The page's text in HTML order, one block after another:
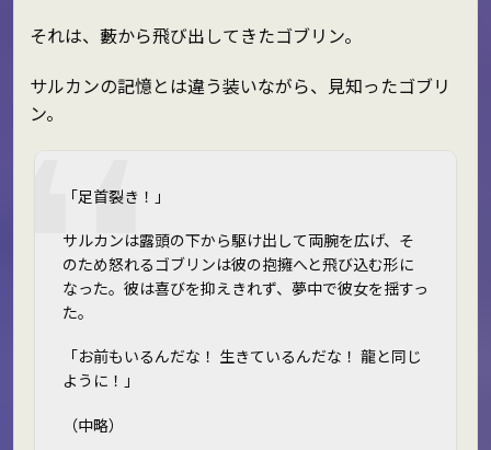
それは、藪から飛び出してきたゴブリン。
サルカンの記憶とは違う装いながら、見知ったゴブリ
ン。
「足首裂き！」
サルカンは露頭の下から駆け出して両腕を広げ、そ
のため怒れるゴブリンは彼の抱擁へと飛び込む形に
なった。彼は喜びを抑えきれず、夢中で彼女を揺すっ
た。
「お前もいるんだな！ 生きているんだな！ 龍と同じ
ように！」
（中略）